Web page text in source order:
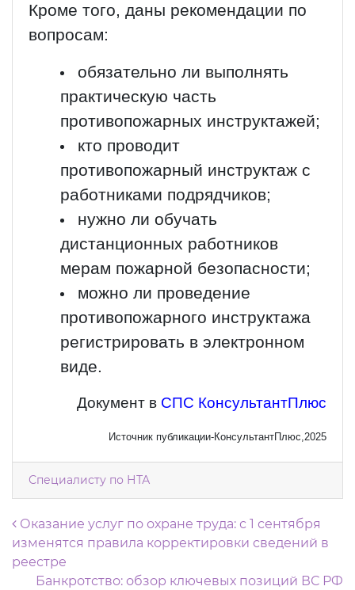
Кроме того, даны рекомендации по
вопросам:
обязательно ли выполнять
практическую часть
противопожарных инструктажей;
кто проводит
противопожарный инструктаж с
работниками подрядчиков;
нужно ли обучать
дистанционных работников
мерам пожарной безопасности;
можно ли проведение
противопожарного инструктажа
регистрировать в электронном
виде.
Документ в СПС КонсультантПлюс
Источник публикации-КонсультантПлюс,2025
Специалисту по НТА
Навигация по записям
Оказание услуг по охране труда: с 1 сентября
изменятся правила корректировки сведений в
реестре
Банкротство: обзор ключевых позиций ВС РФ